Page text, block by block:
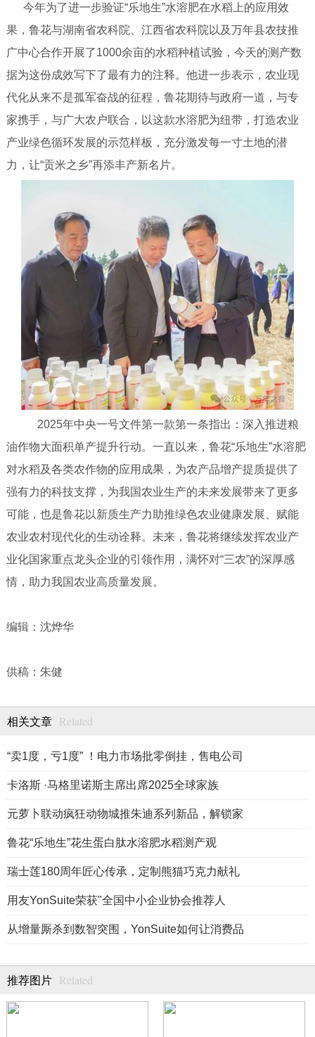
今年为了进一步验证“乐地生”水溶肥在水稻上的应用效
果，鲁花与湖南省农科院、江西省农科院以及万年县农技推
广中心合作开展了1000余亩的水稻种植试验，今天的测产数
据为这份成效写下了最有力的注释。他进一步表示，农业现
代化从来不是孤军奋战的征程，鲁花期待与政府一道，与专
家携手，与广大农户联合，以这款水溶肥为纽带，打造农业
产业绿色循环发展的示范样板，充分激发每一寸土地的潜
力，让“贡米之乡”再添丰产新名片。
2025年中央一号文件第一款第一条指出：深入推进粮
油作物大面积单产提升行动。一直以来，鲁花“乐地生”水溶肥
对水稻及各类农作物的应用成果，为农产品增产提质提供了
强有力的科技支撑，为我国农业生产的未来发展带来了更多
可能，也是鲁花以新质生产力助推绿色农业健康发展、赋能
农业农村现代化的生动诠释。未来，鲁花将继续发挥农业产
业化国家重点龙头企业的引领作用，满怀对“三农”的深厚感
情，助力我国农业高质量发展。
编辑：沈烨华
供稿：朱健
相关文章 Related
“卖1度，亏1度” ！电力市场批零倒挂，售电公司
卡洛斯 ·马格里诺斯主席出席2025全球家族
元萝卜联动疯狂动物城推朱迪系列新品，解锁家
鲁花“乐地生”花生蛋白肽水溶肥水稻测产观
瑞士莲180周年匠心传承，定制熊猫巧克力献礼
用友YonSuite荣获"全国中小企业协会推荐人
从增量厮杀到数智突围，YonSuite如何让消费品
推荐图片 Related